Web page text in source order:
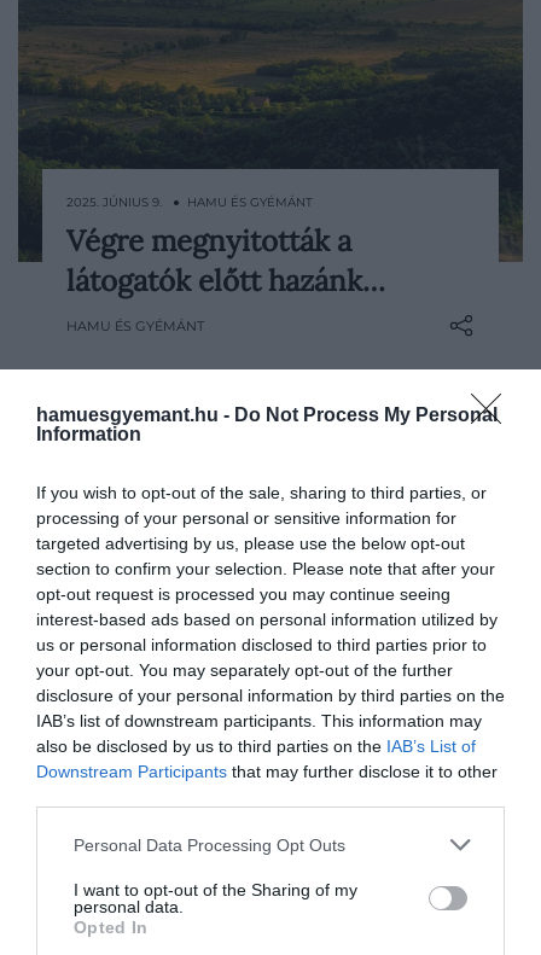
hamuesgyemant.hu - Do Not Process My Personal
Information
If you wish to opt-out of the sale, sharing to third parties, or
processing of your personal or sensitive information for
targeted advertising by us, please use the below opt-out
section to confirm your selection. Please note that after your
opt-out request is processed you may continue seeing
interest-based ads based on personal information utilized by
us or personal information disclosed to third parties prior to
your opt-out. You may separately opt-out of the further
disclosure of your personal information by third parties on the
IAB’s list of downstream participants. This information may
also be disclosed by us to third parties on the IAB’s List of
Downstream Participants that may further disclose it to other
Please note that this website/app uses one or more Google
not limited to your visit or usage behaviour. You may click to
grant or deny consent to Google and its third-party tags to
use your data for below specified purposes in below Google
Personal Data Processing Opt Outs
I want to opt-out of the Sharing of my
personal data.
Opted In
Hosszas várakozás után újra megnyílt a
Hegyestű Geológiai Bemutatóhely: június
6-tól ismét látogatható a Káli-
medencében fekvő különleges bazaltkúp.
2025. JÚNIUS 9. ● HAMU ÉS GYÉMÁNT
Végre megnyitották a
látogatók előtt hazánk…
HAMU ÉS GYÉMÁNT